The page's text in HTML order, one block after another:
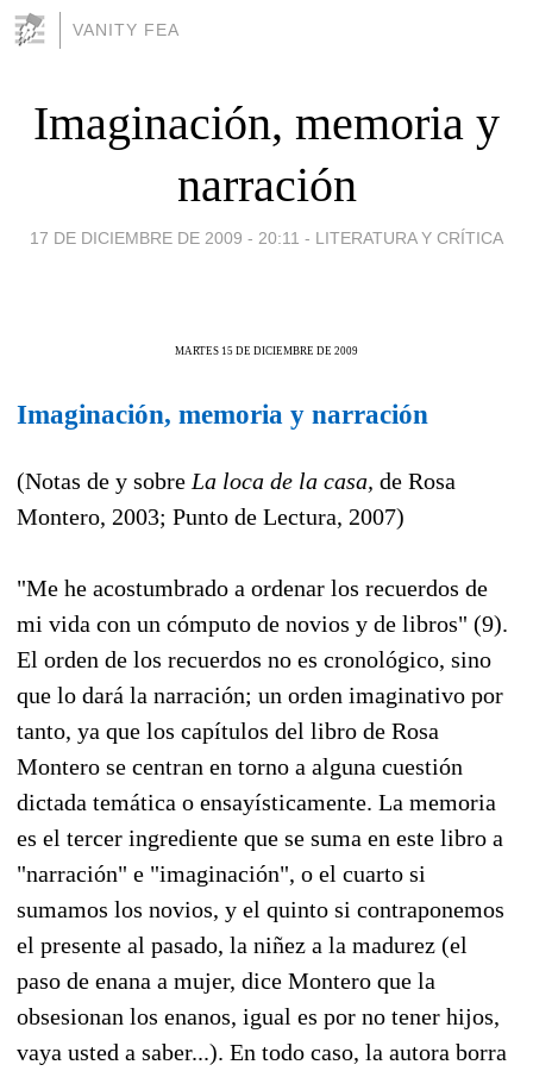
VANITY FEA
Imaginación, memoria y
narración
17 DE DICIEMBRE DE 2009 - 20:11 - LITERATURA Y CRÍTICA
MARTES 15 DE DICIEMBRE DE 2009
Imaginación, memoria y narración
(Notas de y sobre La loca de la casa, de Rosa
Montero, 2003; Punto de Lectura, 2007)
"Me he acostumbrado a ordenar los recuerdos de
mi vida con un cómputo de novios y de libros" (9).
El orden de los recuerdos no es cronológico, sino
que lo dará la narración; un orden imaginativo por
tanto, ya que los capítulos del libro de Rosa
Montero se centran en torno a alguna cuestión
dictada temática o ensayísticamente. La memoria
es el tercer ingrediente que se suma en este libro a
"narración" e "imaginación", o el cuarto si
sumamos los novios, y el quinto si contraponemos
el presente al pasado, la niñez a la madurez (el
paso de enana a mujer, dice Montero que la
obsesionan los enanos, igual es por no tener hijos,
vaya usted a saber...). En todo caso, la autora borra